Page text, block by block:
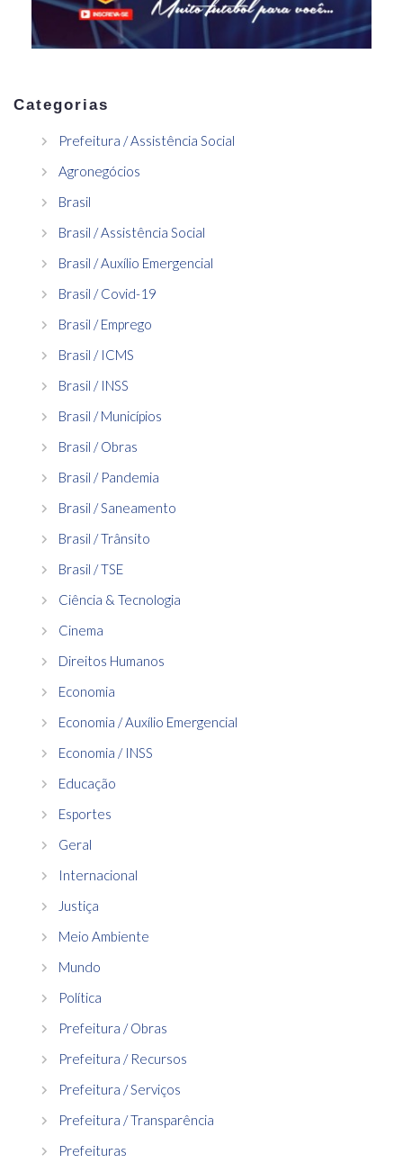
Categorias
Prefeitura / Assistência Social
Agronegócios
Brasil
Brasil / Assistência Social
Brasil / Auxílio Emergencial
Brasil / Covid-19
Brasil / Emprego
Brasil / ICMS
Brasil / INSS
Brasil / Municípios
Brasil / Obras
Brasil / Pandemia
Brasil / Saneamento
Brasil / Trânsito
Brasil / TSE
Ciência & Tecnologia
Cinema
Direitos Humanos
Economia
Economia / Auxílio Emergencial
Economia / INSS
Educação
Esportes
Geral
Internacional
Justiça
Meio Ambiente
Mundo
Política
Prefeitura / Obras
Prefeitura / Recursos
Prefeitura / Serviços
Prefeitura / Transparência
Prefeituras